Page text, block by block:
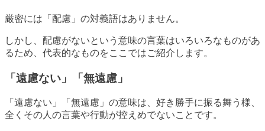
厳密には「配慮」の対義語はありません。
しかし、配慮がないという意味の言葉はいろいろなものがあ
るため、代表的なものをここではご紹介します。
「遠慮ない」「無遠慮」
「遠慮ない」「無遠慮」の意味は、好き勝手に振る舞う様、
全くその人の言葉や行動が控えめでないことです。